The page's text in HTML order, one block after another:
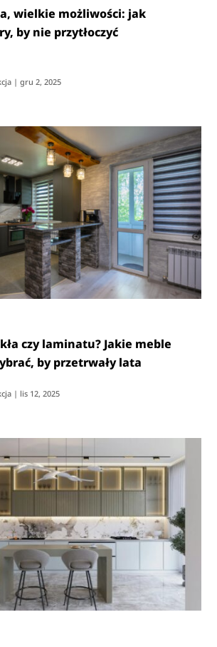
wielkie możliwości: jak
by nie przytłoczyć
|gru 2, 2025
czy laminatu? Jakie meble
by przetrwały lata
| lis 12, 2025